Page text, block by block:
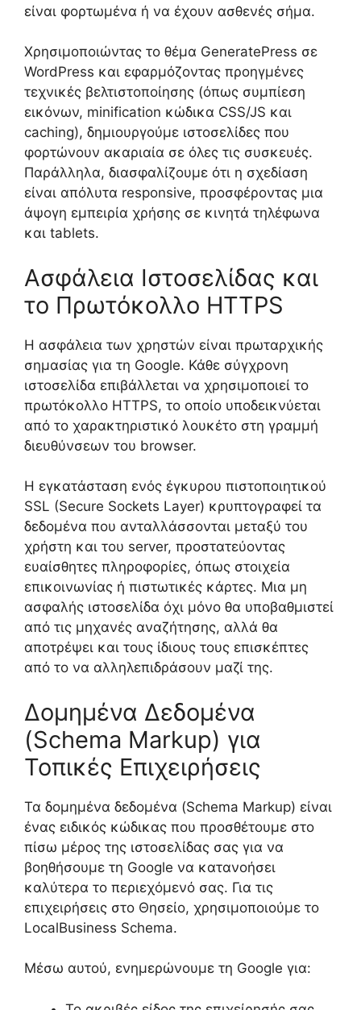
είναι φορτωμένα ή να έχουν ασθενές σήμα.
Χρησιμοποιώντας το θέμα GeneratePress σε
WordPress και εφαρμόζοντας προηγμένες
τεχνικές βελτιστοποίησης (όπως συμπίεση
εικόνων, minification κώδικα CSS/JS και
caching), δημιουργούμε ιστοσελίδες που
φορτώνουν ακαριαία σε όλες τις συσκευές.
Παράλληλα, διασφαλίζουμε ότι η σχεδίαση
είναι απόλυτα responsive, προσφέροντας μια
άψογη εμπειρία χρήσης σε κινητά τηλέφωνα
και tablets.
Ασφάλεια Ιστοσελίδας και
το Πρωτόκολλο HTTPS
Η ασφάλεια των χρηστών είναι πρωταρχικής
σημασίας για τη Google. Κάθε σύγχρονη
ιστοσελίδα επιβάλλεται να χρησιμοποιεί το
πρωτόκολλο HTTPS, το οποίο υποδεικνύεται
από το χαρακτηριστικό λουκέτο στη γραμμή
διευθύνσεων του browser.
Η εγκατάσταση ενός έγκυρου πιστοποιητικού
SSL (Secure Sockets Layer) κρυπτογραφεί τα
δεδομένα που ανταλλάσσονται μεταξύ του
χρήστη και του server, προστατεύοντας
ευαίσθητες πληροφορίες, όπως στοιχεία
επικοινωνίας ή πιστωτικές κάρτες. Μια μη
ασφαλής ιστοσελίδα όχι μόνο θα υποβαθμιστεί
από τις μηχανές αναζήτησης, αλλά θα
αποτρέψει και τους ίδιους τους επισκέπτες
από το να αλληλεπιδράσουν μαζί της.
Δομημένα Δεδομένα
(Schema Markup) για
Τοπικές Επιχειρήσεις
Τα δομημένα δεδομένα (Schema Markup) είναι
ένας ειδικός κώδικας που προσθέτουμε στο
πίσω μέρος της ιστοσελίδας σας για να
βοηθήσουμε τη Google να κατανοήσει
καλύτερα το περιεχόμενό σας. Για τις
επιχειρήσεις στο Θησείο, χρησιμοποιούμε το
LocalBusiness Schema.
Μέσω αυτού, ενημερώνουμε τη Google για: